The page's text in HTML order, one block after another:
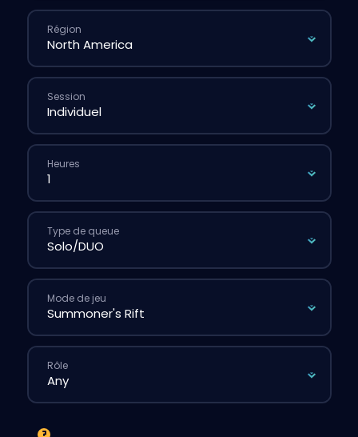
Région
Session
Heures
Type de queue
Mode de jeu
Rôle